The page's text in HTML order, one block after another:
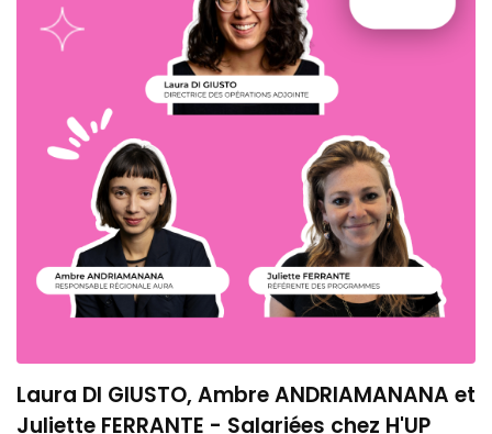
Laura DI GIUSTO, Ambre ANDRIAMANANA et
Juliette FERRANTE - Salariées chez H'UP